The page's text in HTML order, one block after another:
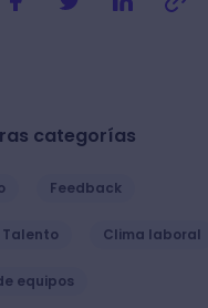
categorías
Feedback
Talento Clima laboral
equipos